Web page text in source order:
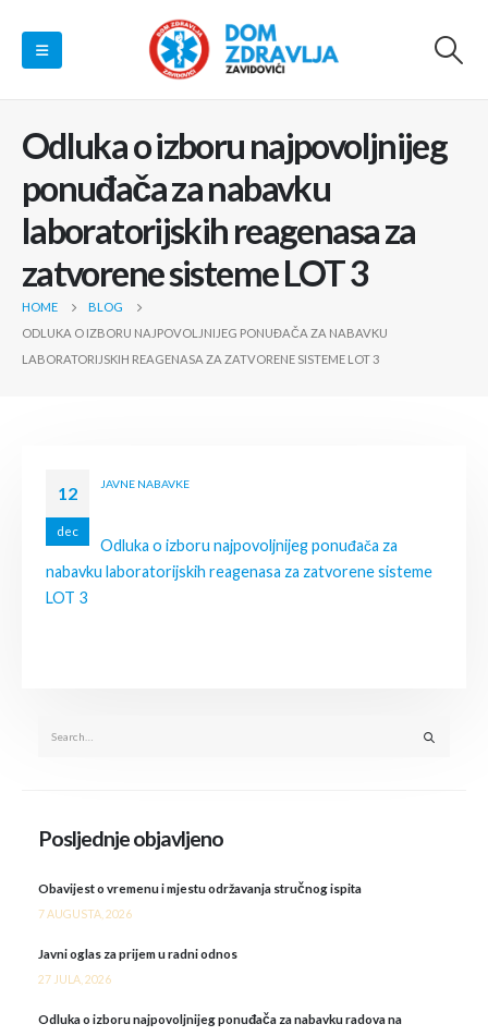
Odluka o izboru najpovoljnijeg
ponuđača za nabavku
laboratorijskih reagenasa za
zatvorene sisteme LOT 3
HOME
BLOG
ODLUKA O IZBORU NAJPOVOLJNIJEG PONUĐAČA ZA NABAVKU
LABORATORIJSKIH REAGENASA ZA ZATVORENE SISTEME LOT 3
12
dec
JAVNE NABAVKE
Odluka o izboru najpovoljnijeg ponuđača za
nabavku laboratorijskih reagenasa za zatvorene sisteme
LOT 3
Posljednje objavljeno
Obavijest o vremenu i mjestu održavanja stručnog ispita
7 AUGUSTA, 2026
Javni oglas za prijem u radni odnos
27 JULA, 2026
Odluka o izboru najpovoljnijeg ponuđača za nabavku radova na